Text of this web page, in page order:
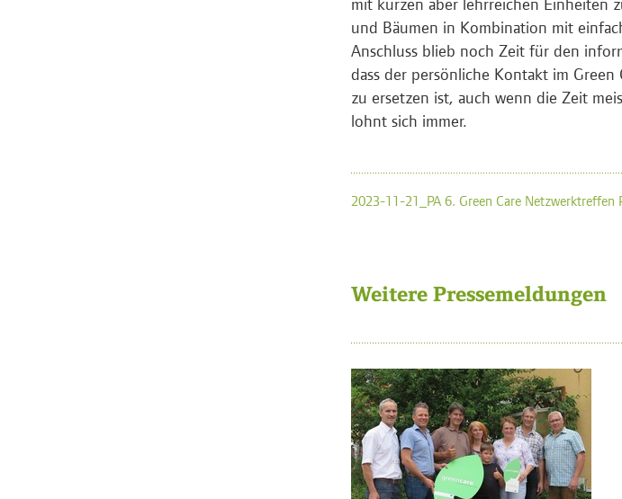
und Bäumen in Kombination mit
Anschluss blieb noch Zeit für den
dass der persönliche Kontakt im
zu ersetzen ist, auch wenn die Zeit
lohnt sich immer.
2023-11-21_PA 6. Green Care Netzwerktreffen
Weitere Pressemeldungen